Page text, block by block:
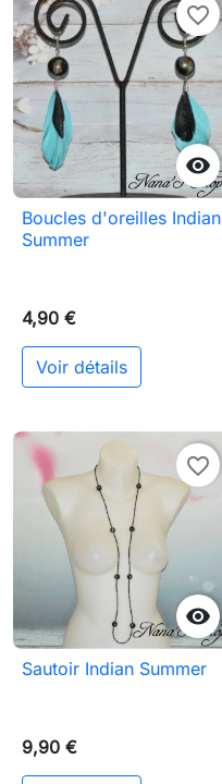

favorite_border
Boucles d'oreilles Indian
Summer
4,90 €
Voir détails

favorite_border
Sautoir Indian Summer
9,90 €